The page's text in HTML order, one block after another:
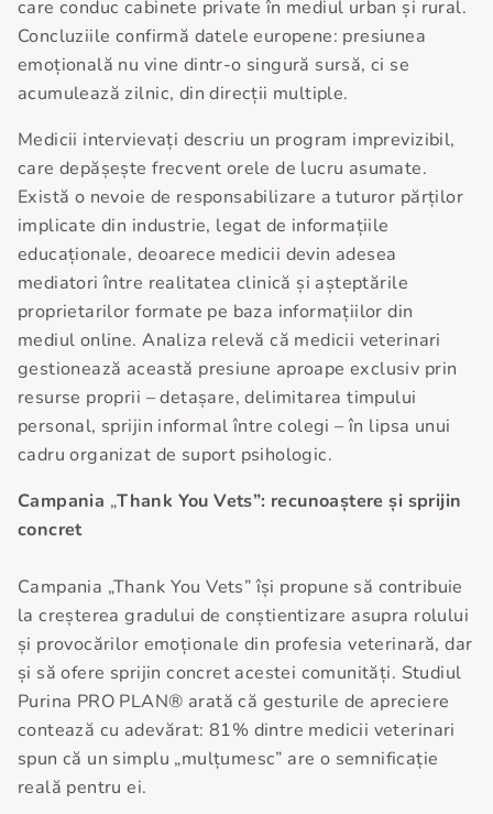
care conduc cabinete private în mediul urban și rural.
Concluziile confirmă datele europene: presiunea
emoțională nu vine dintr-o singură sursă, ci se
acumulează zilnic, din direcții multiple.
Medicii intervievați descriu un program imprevizibil,
care depășește frecvent orele de lucru asumate.
Există o nevoie de responsabilizare a tuturor părților
implicate din industrie, legat de informațiile
educaționale, deoarece medicii devin adesea
mediatori între realitatea clinică și așteptările
proprietarilor formate pe baza informațiilor din
mediul online. Analiza relevă că medicii veterinari
gestionează această presiune aproape exclusiv prin
resurse proprii – detașare, delimitarea timpului
personal, sprijin informal între colegi – în lipsa unui
cadru organizat de suport psihologic.
Campania „Thank You Vets”: recunoaștere și sprijin
concret
Campania „Thank You Vets” își propune să contribuie
la creșterea gradului de conștientizare asupra rolului
și provocărilor emoționale din profesia veterinară, dar
și să ofere sprijin concret acestei comunități. Studiul
Purina PRO PLAN® arată că gesturile de apreciere
contează cu adevărat: 81% dintre medicii veterinari
spun că un simplu „mulțumesc” are o semnificație
reală pentru ei.